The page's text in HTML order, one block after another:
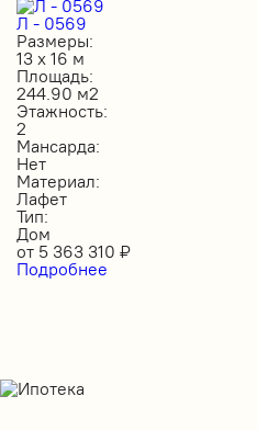
Л - 0569
Размеры:
13 х 16 м
Площадь:
244.90 м2
Этажность:
2
Мансарда:
Нет
Материал:
Лафет
Тип:
Дом
от 5 363 310 ₽
Подробнее